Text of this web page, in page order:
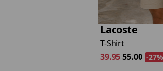
Lacoste
T-Shirt
39.9555.00 -27%